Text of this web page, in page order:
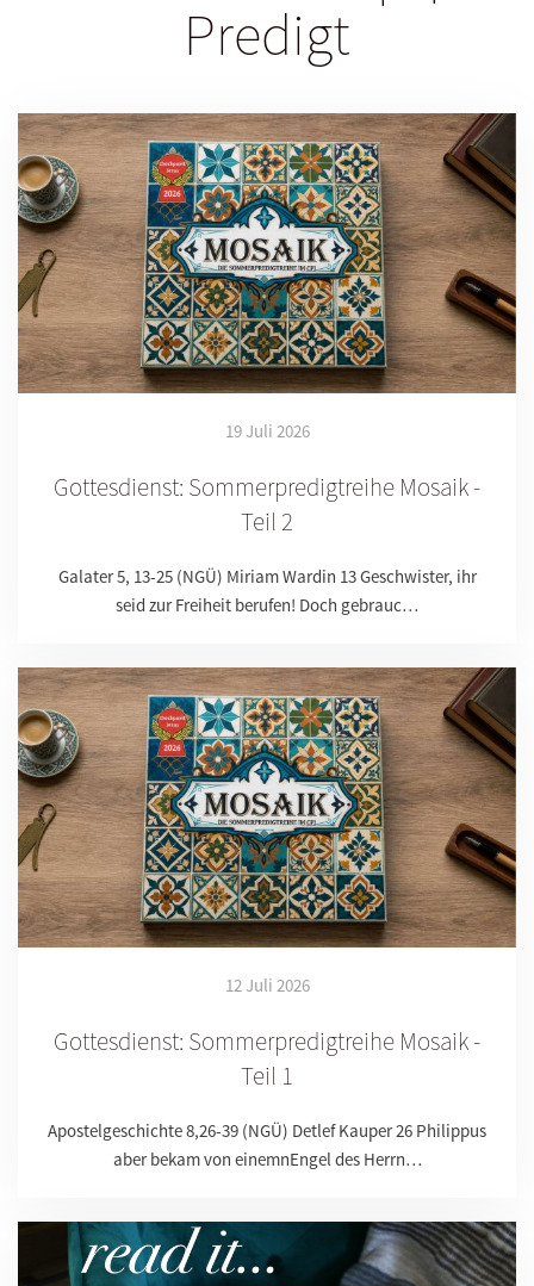
Predigt
19 Juli 2026
Gottesdienst: Sommerpredigtreihe Mosaik -
Teil 2
Galater 5, 13-25 (NGÜ) Miriam Wardin 13 Geschwister, ihr
seid zur Freiheit berufen! Doch gebrauc…
12 Juli 2026
Gottesdienst: Sommerpredigtreihe Mosaik -
Teil 1
Apostelgeschichte 8,26-39 (NGÜ) Detlef Kauper 26 Philippus
aber bekam von einemnEngel des Herrn…